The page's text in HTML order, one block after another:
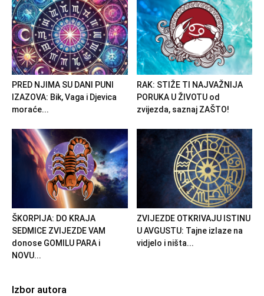
PRED NJIMA SU DANI PUNI
IZAZOVA: Bik, Vaga i Djevica
moraće...
RAK: STIŽE TI NAJVAŽNIJA
PORUKA U ŽIVOTU od
zvijezda, saznaj ZAŠTO!
ŠKORPIJA: DO KRAJA
SEDMICE ZVIJEZDE VAM
donose GOMILU PARA i
NOVU...
ZVIJEZDE OTKRIVAJU ISTINU
U AVGUSTU: Tajne izlaze na
vidjelo i ništa...
Izbor autora